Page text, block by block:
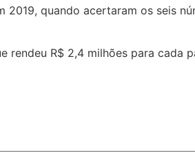
quando acertaram os seis
R$ 2,4 milhões para cada